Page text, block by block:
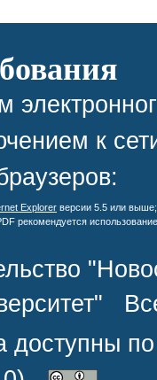
к
Explorer версии 5.5 или
рекомендуется
доступны